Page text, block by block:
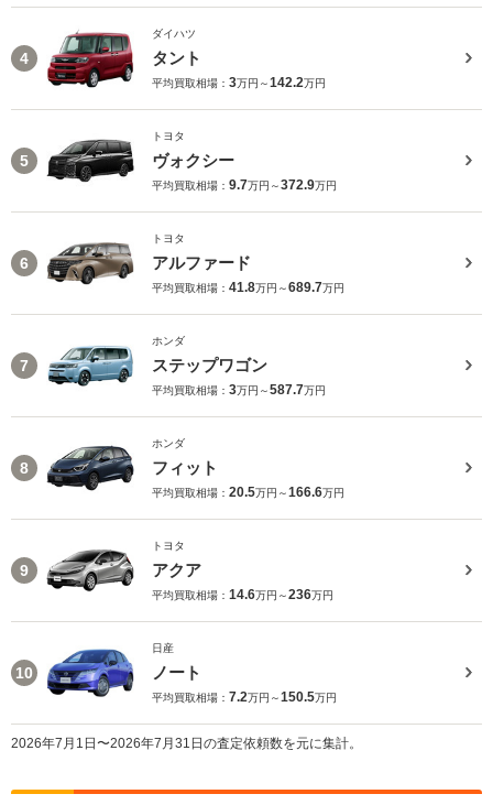
4
ダイハツ
タント
平均買取相場： 3万円～142.2万円
5
トヨタ
ヴォクシー
平均買取相場： 9.7万円～372.9万円
6
トヨタ
アルファード
平均買取相場： 41.8万円～689.7万円
7
ホンダ
ステップワゴン
平均買取相場： 3万円～587.7万円
8
ホンダ
フィット
平均買取相場： 20.5万円～166.6万円
9
トヨタ
アクア
平均買取相場： 14.6万円～236万円
10
日産
ノート
平均買取相場： 7.2万円～150.5万円
2026年7月1日〜2026年7月31日の査定依頼数を元に集計。